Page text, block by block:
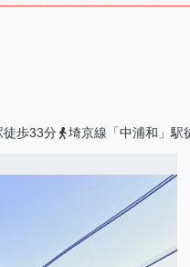
徒歩33分 埼京線「中浦和」駅